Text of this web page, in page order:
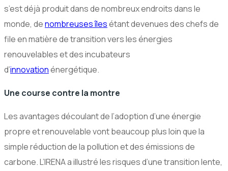
s’est déjà produit dans de nombreux endroits dans le
monde, denombreuses îlesétant devenues des chefs de
file en matière de transition vers les énergies
renouvelables et des incubateurs
d’innovationénergétique.
Une course contre la montre
Les avantages découlant de l’adoption d’une énergie
propre et renouvelable vont beaucoup plus loin que la
simple réduction de la pollution et des émissions de
carbone. L’IRENA a illustré les risques d’une transition lente,